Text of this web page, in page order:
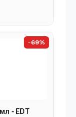
-69%
- EDT